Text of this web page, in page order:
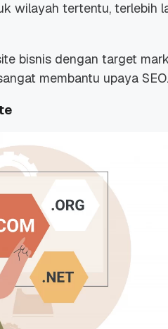
wilayah tertentu, terlebih
bisnis dengan target
membantu upaya SEO.